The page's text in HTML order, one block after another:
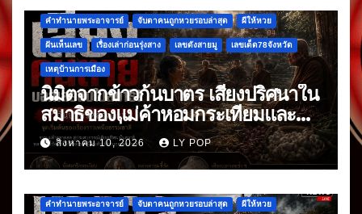
คำทำนายพระอาจารย์ จับตาคนถูกหวยรอบล่าสุด ผีให้หวย
ฝันเห็นเลข เรื่องเล่าก่อนรุ่งสาง เลขดังสายมู เลขเด็ด78จังหวัด
เหตุบ้านการเมือง
นิมิตจากข้าวก้นบาตร เสียงปริศนาใน
สมาธิของแม่ค้าหอมกระเทียมและ
พริกแห้ง ที่มาหลังจากข้าวก้นบาตร
มื้อแรก
สิงหาคม 10, 2026 LY POP
คำทำนายพระอาจารย์ จับตาคนถูกหวยรอบล่าสุด ผีให้หวย